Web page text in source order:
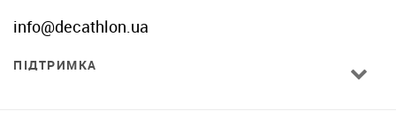
info@decathlon.ua
ПІДТРИМКА